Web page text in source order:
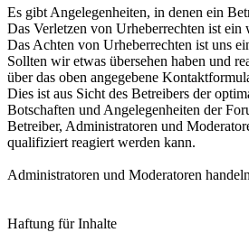
Es gibt Angelegenheiten, in denen ein
Das Verletzen von Urheberrechten ist ein
Das Achten von Urheberrechten ist uns
Sollten wir etwas übersehen haben und
über das oben angegebene
Dies ist aus Sicht des Betreibers der
Botschaften und Angelegenheiten der
Betreiber, Administratoren und
qualifiziert reagiert werden kann.
Administratoren und Moderatoren
Haftung für Inhalte